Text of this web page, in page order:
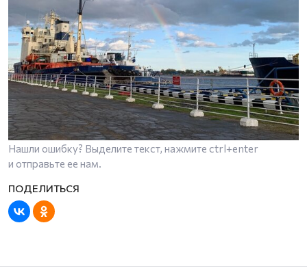
Нашли ошибку? Выделите текст, нажмите ctrl+enter
и отправьте ее нам.